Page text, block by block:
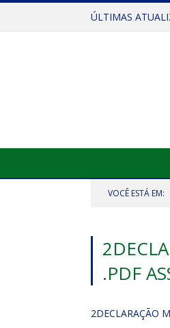
ÚLTIMAS
VOCÊ ESTÁ EM:
.PDF
2DECLARAÇÃO